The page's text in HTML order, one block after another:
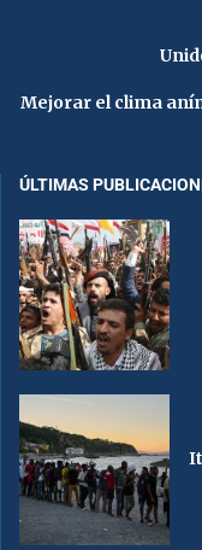
Mejorar el clima
ÚLTIMAS